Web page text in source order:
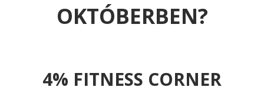
OKTÓBERBEN?
4% FITNESS CORNER